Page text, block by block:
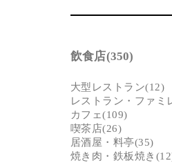
時のものです
難および近隣
飲食店(350)
大型レストラン(12)
レストラン・ファミ
カフェ(109)
喫茶店(26)
居酒屋・料亭(35)
焼き肉・鉄板焼き